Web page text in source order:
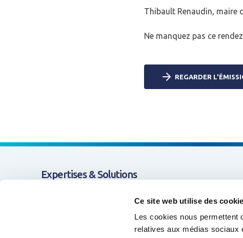
Ce site web utilise des
Les cookies nous permettent
relatives aux médias sociaux
Thibault Renaudin, maire
Ne manquez pas ce
REGARDER
Expertises & Solutions
Données & Systèmes d'Information
Rester connecté(e)
CONNEXION